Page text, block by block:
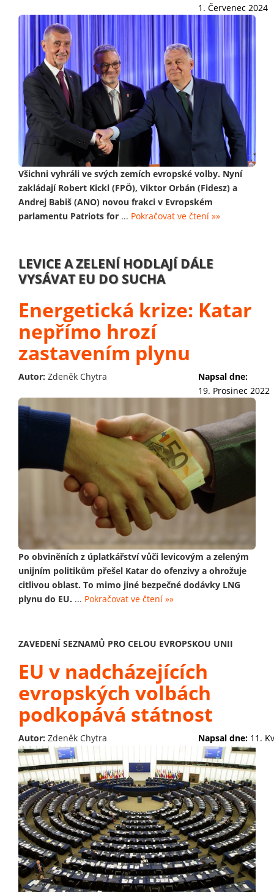
1. Červenec 2024
Všichni vyhráli ve svých zemích evropské volby. Nyní
zakládají Robert Kickl (FPÖ), Viktor Orbán (Fidesz) a
Andrej Babiš (ANO) novou frakci v Evropském
parlamentu Patriots for ... Pokračovat ve čtení »»
LEVICE A ZELENÍ HODLAJÍ DÁLE
VYSÁVAT EU DO SUCHA
Energetická krize: Katar
nepřímo hrozí
zastavením plynu
Autor: Zdeněk Chytra
Napsal dne:
19. Prosinec 2022
Po obviněních z úplatkářství vůči levicovým a zeleným
unijním politikům přešel Katar do ofenzivy a ohrožuje
citlivou oblast. To mimo jiné bezpečné dodávky LNG
plynu do EU. ... Pokračovat ve čtení »»
ZAVEDENÍ SEZNAMŮ PRO CELOU EVROPSKOU UNII
EU v nadcházejících
evropských volbách
podkopává státnost
Autor: Zdeněk Chytra Napsal dne: 11.